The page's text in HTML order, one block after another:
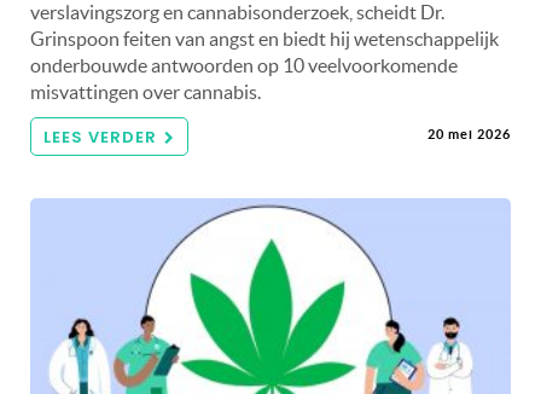
verslavingszorg en cannabisonderzoek, scheidt Dr.
Grinspoon feiten van angst en biedt hij wetenschappelijk
onderbouwde antwoorden op 10 veelvoorkomende
misvattingen over cannabis.
LEES VERDER 20 mei 2026